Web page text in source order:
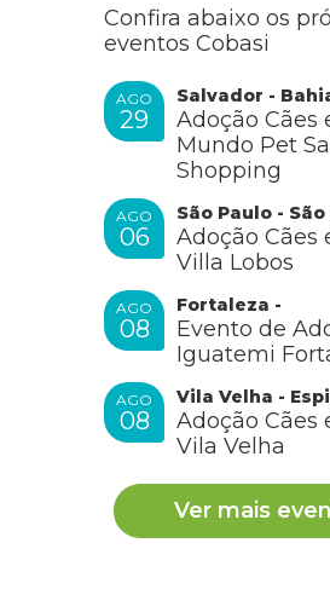
Confira abaixo os
eventos Cobasi
AGO
29
Salvador -
Adoção Cães
Mundo Pet
Shopping
AGO
06
São Paulo -
Adoção Cães
Villa Lobos
AGO
08
Fortaleza -
Evento de
Iguatemi
AGO
08
Vila Velha -
Adoção Cães
Vila Velha
Ver mais